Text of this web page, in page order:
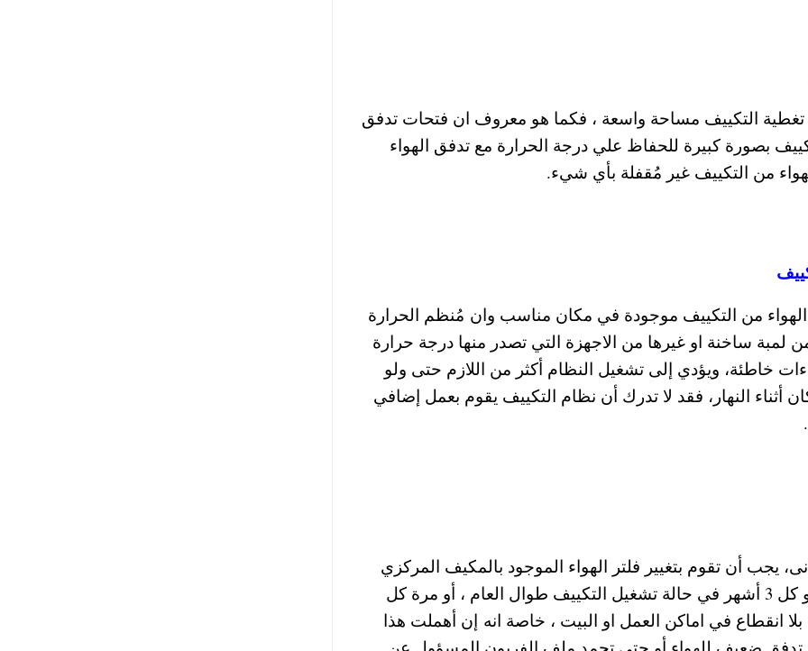
تغطية التكييف مساحة واسعة ، فكما هو معروف ان فتحات تدفق
بصورة كبيرة للحفاظ علي درجة الحرارة مع تدفق الهواء
من التكييف غير مُقفلة بأي شيء.
من التكييف موجودة في مكان مناسب وان مُنظم الحرارة
ساخنة او غيرها من الاجهزة التي تصدر منها درجة حرارة
خاطئة، ويؤدي إلى تشغيل النظام أكثر من اللازم حتى ولو
أثناء النهار، فقد لا تدرك أن نظام التكييف يقوم بعمل إضافي
يجب أن تقوم بتغيير فلتر الهواء الموجود بالمكيف المركزي
مرةً واحدةً مع بداية تشغيل التكييف في الصيف او كل 3 أشهر في حالة تشغيل التكييف طوال العام ، أو مرة كل
انقطاع في اماكن العمل او البيت ، خاصة انه إن أهملت هذا